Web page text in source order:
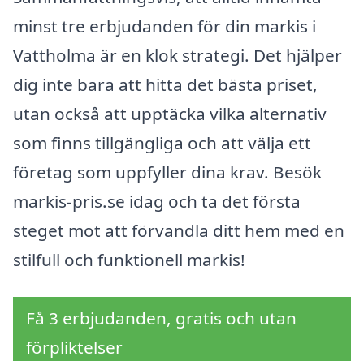
minst tre erbjudanden för din markis i
Vattholma är en klok strategi. Det hjälper
dig inte bara att hitta det bästa priset,
utan också att upptäcka vilka alternativ
som finns tillgängliga och att välja ett
företag som uppfyller dina krav. Besök
markis-pris.se idag och ta det första
steget mot att förvandla ditt hem med en
stilfull och funktionell markis!
Få 3 erbjudanden, gratis och utan
förpliktelser